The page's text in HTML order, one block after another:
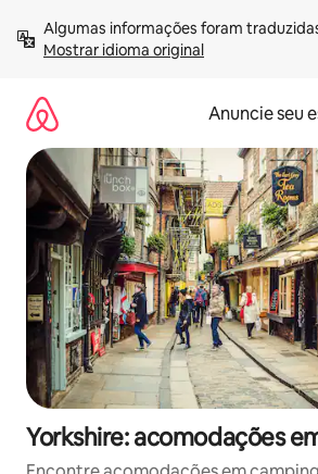
para
Mostrar idioma original
Anuncie seu
Yorkshire: acomodações